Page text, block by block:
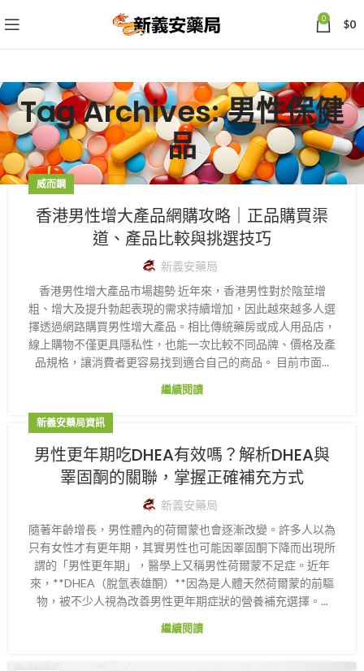
0 $0
Tag Archives: 男性保健
品
威而鋼
香港男性增大產品網購攻略｜正品購買渠
道、產品比較與挑選技巧
新義安藥局
香港男性增大產品市場趨勢 近年來，香港男性對於陰莖增
粗、增大及提升勃起表現的需求持續增加，因此越來越多人選
擇透過網路購買男性增大產品。相比傳統藥房或成人用品店，
線上購物不僅更具隱私性，也能一次比較不同品牌、價格及產
品規格，讓消費者更容易找到適合自己的商品。 目前市面...
繼續閱讀
新義安藥局資訊
男性更年期吃DHEA有效嗎？解析DHEA與
睪固酮的關聯，掌握正確補充方式
新義安藥局
隨著年齡增長，男性體內的荷爾蒙也會逐漸改變。許多人以為
只有女性才有更年期，其實男性也可能因睪固酮下降而出現所
謂的「男性更年期」，醫學上又稱男性荷爾蒙不足症。近年
來，**DHEA（脫氫表雄酮）**因為是人體天然荷爾蒙的前驅
物，被不少人視為改善男性更年期症狀的營養補充選擇。...
繼續閱讀